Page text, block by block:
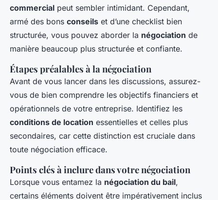
commercial peut sembler intimidant. Cependant,
armé des bons conseils et d’une checklist bien
structurée, vous pouvez aborder la négociation de
manière beaucoup plus structurée et confiante.
Étapes préalables à la négociation
Avant de vous lancer dans les discussions, assurez-
vous de bien comprendre les objectifs financiers et
opérationnels de votre entreprise. Identifiez les
conditions de location essentielles et celles plus
secondaires, car cette distinction est cruciale dans
toute négociation efficace.
Points clés à inclure dans votre négociation
Lorsque vous entamez la négociation du bail,
certains éléments doivent être impérativement inclus